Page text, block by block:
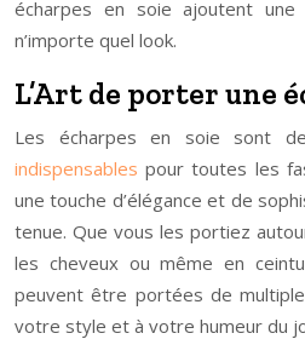
écharpes en soie ajoutent
n’importe quel look.
L’Art de porter une
Les écharpes en soie sont
indispensables pour toutes les
une touche d’élégance et de
tenue. Que vous les portiez
les cheveux ou même en
peuvent être portées de
votre style et à votre humeur du